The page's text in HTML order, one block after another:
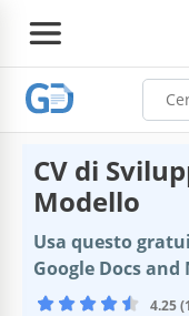
CV di
Modello
Usa questo
Google Docs
4.25